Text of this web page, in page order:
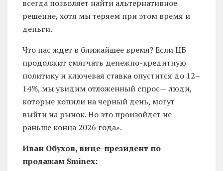
всегда позволяет найти альтернативное
решение, хотя мы теряем при этом время и
деньги.
Что нас ждет в ближайшее время? Если ЦБ
продолжит смягчать денежно-кредитную
политику и ключевая ставка опустится до 12–
14%, мы увидим отложенный спрос— люди,
которые копили на черный день, могут
выйти на рынок. Но это произойдет не
раньше конца 2026 года».
Иван Обухов, вице-президент по
продажам Sminex: